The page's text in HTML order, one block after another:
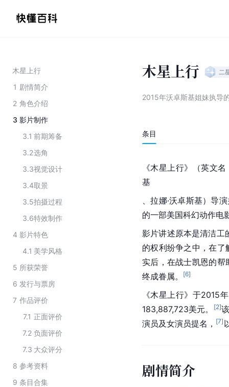
木星上行
1 剧情简介
2 角色介绍
3 影片制作
3.1 前期筹备
3.2选角
3.3视觉设计
3.4取景
3.5拍摄过程
3.6特效制作
4 影片特色
4.1 美学风格
5 所获荣誉
6 发行与票房
7 作品评价
7.1 正面评价
7.2 负面评价
7.3 大众评分
8 参考资料
9 条目合集
木星上行 二
2015年沃卓斯基姐妹执导
条目
《木星上行》（英文名
基
、拉娜·沃卓斯基）导
的一部美国科幻动作电
影片讲述原本是清洁工
的权利纷争之中，在了
实后，在战士凯恩的
终成眷属。
[6]
《木星上行》于2015
183,887,723美元。
[2]
演员及女演员提名， [7]
剧情简介